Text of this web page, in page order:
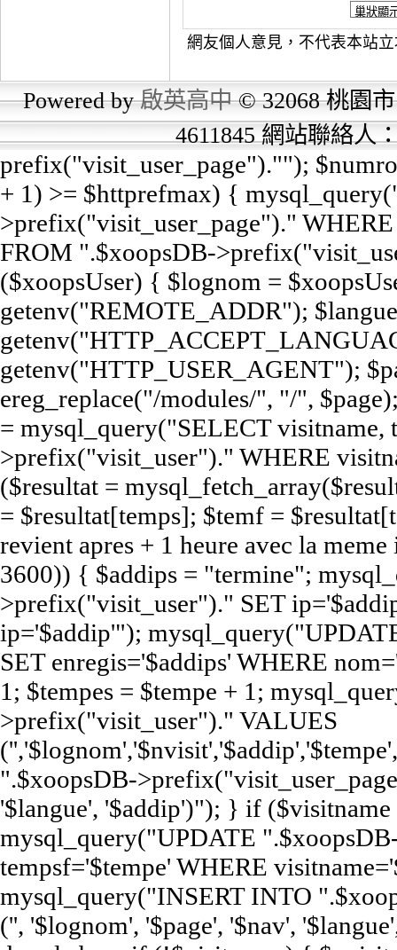
網友個人意見，不代表本站
Powered by啟英高中© 32068 桃園市
4611845 網站聯絡人
prefix("visit_user_page")."");
+ 1) >= $httprefmax) {
>prefix("visit_user_page")."
FROM ".$xoopsDB-
($xoopsUser) { $lognom =
getenv("REMOTE_ADDR");
getenv("HTTP_USER_AGENT");
ereg_replace("/modules/", "/",
= mysql_query("SELECT visitname,
>prefix("visit_user")." WHERE
($resultat =
= $resultat[temps]; $temf =
revient apres + 1 heure avec la
3600)) { $addips = "termine";
>prefix("visit_user")." SET
ip='$addip'");
SET enregis='$addips' WHERE
1; $tempes = $tempe + 1;
>prefix("visit_user")." VALUES
".$xoopsDB-
'$langue', '$addip')"); } if
mysql_query("UPDATE
tempsf='$tempe' WHERE
mysql_query("INSERT INTO
('', '$lognom', '$page', '$nav',